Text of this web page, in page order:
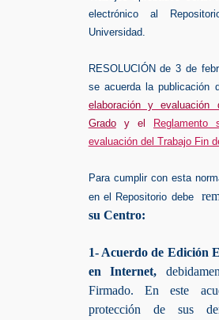
electrónico al
Universidad.
RESOLUCIÓN de 3 de
se acuerda la publicación
elaboración y
Gradoy el
Reglamento
evaluación del Trabajo Fin
Para cumplir con esta
en el Repositorio debe
su Centro:
1- Acuerdo de Edición
en Internet,
Firmado. En este
protección de sus